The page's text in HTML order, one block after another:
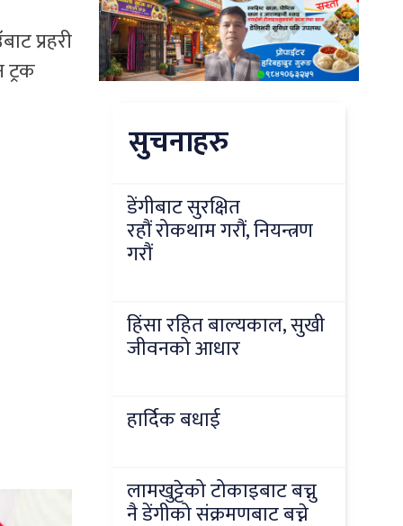
प्रहरी
सुचनाहरु
डेंगीबाट सुरक्षित
रहौं रोकथाम गरौं, नियन्त्रण
गरौं
हिंसा रहित बाल्यकाल, सुखी
जीवनको आधार
हार्दिक बधाई
लामखुट्टेको टोकाइबाट बच्नु
नै डेंगीको संक्रमणबाट बच्ने